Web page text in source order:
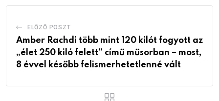
ELŐZŐ POSZT
Amber Rachdi több mint 120 kilót fogyott az
„élet 250 kiló felett” című műsorban – most,
8 évvel később felismerhetetlenné vált